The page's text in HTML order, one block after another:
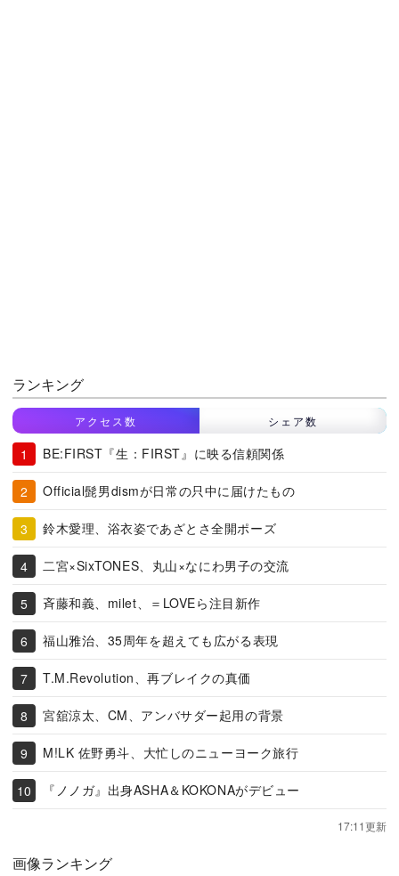
ランキング
アクセス数 シェア数
BE:FIRST『生：FIRST』に映る信頼関係
Official髭男dismが日常の只中に届けたもの
鈴木愛理、浴衣姿であざとさ全開ポーズ
二宮×SixTONES、丸山×なにわ男子の交流
斉藤和義、milet、＝LOVEら注目新作
福山雅治、35周年を超えても広がる表現
T.M.Revolution、再ブレイクの真価
宮舘涼太、CM、アンバサダー起用の背景
M!LK 佐野勇斗、大忙しのニューヨーク旅行
『ノノガ』出身ASHA＆KOKONAがデビュー
17:11更新
画像ランキング